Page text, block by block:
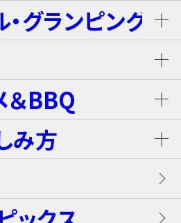
ー Level S
ー
ート＜1Dayパス不要＞
ルフィールド
ダー
ル
グランピング
＆スパ
ビン
ナ）
＆BBQ
食・夕食)
GRANDISH
み方
働組合ファミリー交流イベ